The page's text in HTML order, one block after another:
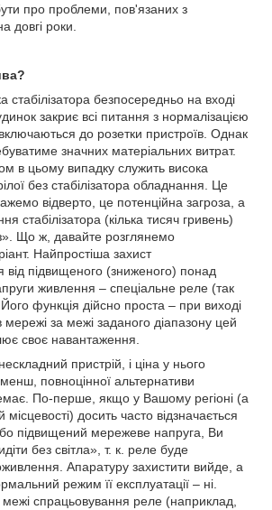
про проблеми, пов'язаних з
довгі роки.
стабілізатора безпосередньо на вході
закриє всі питання з нормалізацією
до розетки пристроїв. Однак
значних матеріальних витрат.
в цьому випадку служить висока
без стабілізатора обладнання. Це
відверто, це потенційна загроза, а
стабілізатора (кілька тисяч гривень)
Що ж, давайте розглянемо
Найпростіша захист
від підвищеного (зниженого) понад
живлення – спеціальне реле (так
Його функція дійсно проста – при виході
за межі заданого діапазону цей
своє навантаження.
пристрій, і ціна у нього
повноцінної альтернативи
По-перше, якщо у Вашому регіоні (а
місцевості) досить часто відзначається
підвищений мережеве напруга, Ви
без світла», т. к. реле буде
Апаратуру захистити вийде, а
режим її експлуатації – ні.
спрацьовування реле (наприклад,